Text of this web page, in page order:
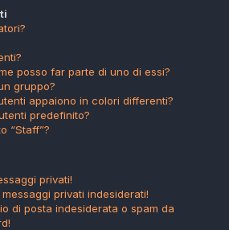
posso far parte di uno di essi?
gruppo?
appaiono in colori differenti?
predefinito?
“Staff”?
privati!
privati indesiderati!
di posta indesiderata o spam da